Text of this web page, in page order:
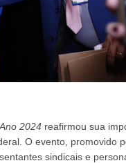
2024reafirmou sua
O evento, promovido
sindicais e